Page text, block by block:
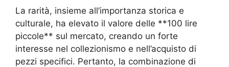
La rarità, insieme all’importanza storica e
culturale, ha elevato il valore delle **100 lire
piccole** sul mercato, creando un forte
interesse nel collezionismo e nell’acquisto di
pezzi specifici. Pertanto, la combinazione di